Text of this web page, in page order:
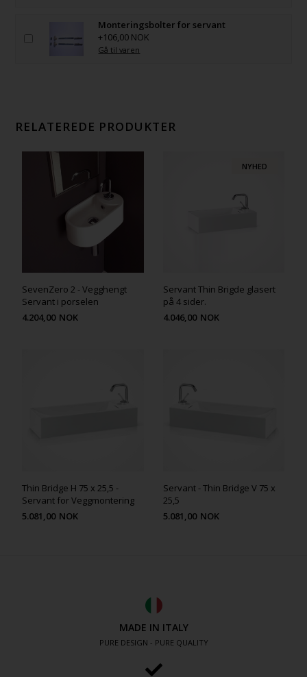
Monteringsbolter for servant
+106,00 NOK
Gå til varen
RELATEREDE PRODUKTER
SevenZero 2 - Vegghengt
Servant i porselen
4.204,00 NOK
NYHED
Servant Thin Brigde glasert
på 4 sider.
4.046,00 NOK
Thin Bridge H 75 x 25,5 -
Servant for Veggmontering
5.081,00 NOK
Servant - Thin Bridge V 75 x
25,5
5.081,00 NOK
MADE IN ITALY
PURE DESIGN - PURE QUALITY